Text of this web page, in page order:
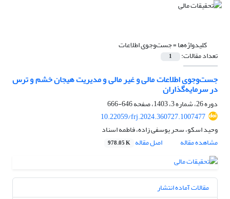
کلیدواژه‌ها =جست‌وجوی اطلاعات
تعداد مقالات: 1
جست‌وجوی اطلاعات مالی و غیر مالی و مدیریت هیجان خشم و ترس
در سرمایه‌گذاران
دوره 26، شماره 3، 1403، صفحه
646-666
10.22059/frj.2024.360727.1007477
وحید اسکو، سحر یوسفی زاده، فاطمه اسناد
مشاهده مقاله
اصل مقاله 978.05 K
مقالات آماده انتشار